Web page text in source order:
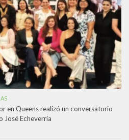
en Queens realizó un conversatorio
José Echeverría